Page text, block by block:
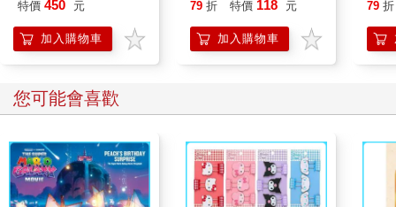
特價 450 元
加入購物車
79 折 特價 118 元
加入購物車
79 折
您可能會喜歡